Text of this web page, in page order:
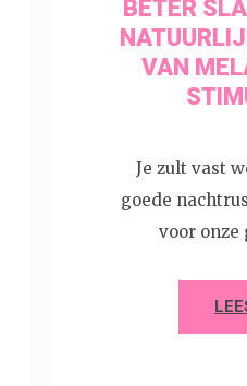
BETER
VAN
Je zult vast
goede
voor onze